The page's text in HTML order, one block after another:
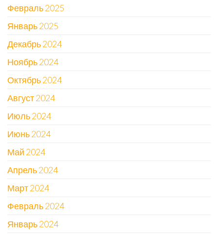
Февраль 2025
Январь 2025
Декабрь 2024
Ноябрь 2024
Октябрь 2024
Август 2024
Июль 2024
Июнь 2024
Май 2024
Апрель 2024
Март 2024
Февраль 2024
Январь 2024